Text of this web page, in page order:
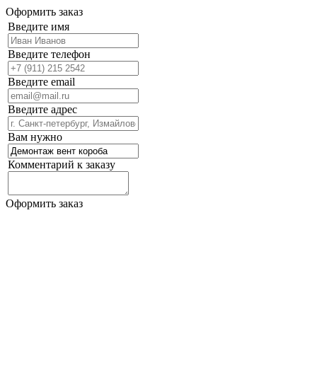
Оформить заказ
Введите имя
Введите телефон
Введите email
Введите адрес
Вам нужно
Комментарий к заказу
Оформить заказ